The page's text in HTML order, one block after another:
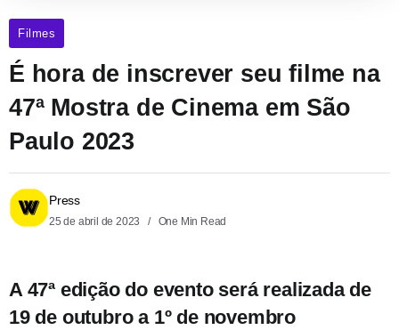
Filmes
É hora de inscrever seu filme na
47ª Mostra de Cinema em São
Paulo 2023
Press
25 de abril de 2023 One Min Read
A 47ª edição do evento será realizada de
19 de outubro a 1º de novembro